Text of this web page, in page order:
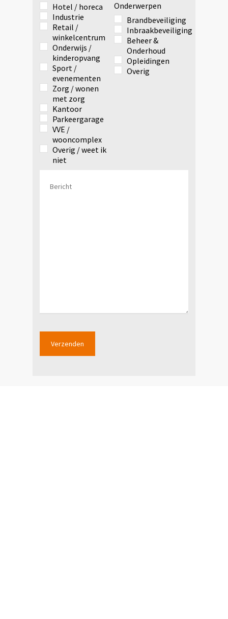
Hotel / horeca
Industrie
Retail /
winkelcentrum
Onderwijs /
kinderopvang
Sport /
evenementen
Zorg / wonen
met zorg
Kantoor
Parkeergarage
VVE /
wooncomplex
Overig / weet ik
niet
Onderwerpen
Brandbeveiliging
Inbraakbeveiliging
Beheer &
Onderhoud
Opleidingen
Overig